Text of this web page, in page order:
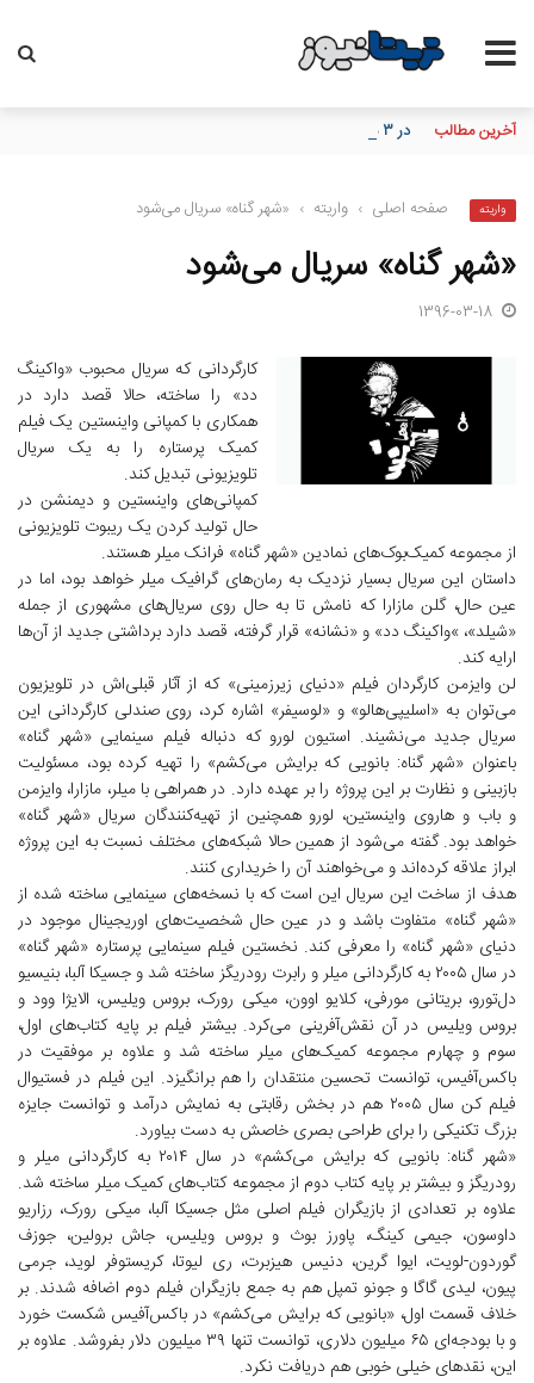
آخرین مطالب در ۳ ماهه نخست سال؛ بانک مهر ایران بیش از ۷۰ میلیارد تومان به برنامه‌های مسئولیت اجتماعی اختصاص داد
واریته صفحه اصلی › واریته › «شهر گناه» سریال می‌شود
«شهر گناه» سریال می‌شود
1396-03-18
کارگردانی که سریال محبوب «واکینگ
دد» را ساخته،‌ حالا قصد دارد در
همکاری با کمپانی واینستین یک فیلم
کمیک‌ پرستاره را به یک سریال
تلویزیونی تبدیل کند.
کمپانی‌های واینستین و دیمنشن در
حال تولید کردن یک ریبوت تلویزیونی
از مجموعه کمیک‌بوک‌های نمادین «شهر گناه» فرانک میلر هستند.
داستان این سریال بسیار نزدیک به رمان‌های گرافیک میلر خواهد بود، اما در
عین حال، گلن مازارا که نامش تا به حال روی سریال‌های مشهوری از جمله
«شیلد»،‌ »واکینگ دد» و «نشانه» قرار گرفته، قصد دارد برداشتی جدید از آن‌ها
ارایه ‌کند.
لن وایزمن کارگردان فیلم «دنیای زیرزمینی» که از آثار قبلی‌اش در تلویزیون
می‌توان به «اسلیپی‌هالو» و «لوسیفر» اشاره کرد، روی صندلی کارگردانی این
سریال جدید می‌نشیند. استیون لورو که دنباله فیلم سینمایی «شهر گناه»
باعنوان «شهر گناه: بانویی که برایش می‌کشم» را تهیه کرده بود، مسئولیت
بازبینی و نظارت بر این پروژه را بر عهده دارد. در همراهی با میلر، مازارا،‌ وایزمن
و باب و هاروی واینستین، لورو همچنین از تهیه‌کنندگان سریال «شهر گناه»
خواهد بود. گفته می‌شود از همین حالا شبکه‌های مختلف نسبت به این پروژه
ابراز علاقه کرده‌اند و می‌خواهند آن را خریداری کنند.
هدف از ساخت این سریال این است که با نسخه‌های سینمایی ساخته شده از
«شهر گناه» متفاوت باشد و در عین حال شخصیت‌های اوریجینال موجود در
دنیای «شهر گناه» را معرفی کند. نخستین فیلم سینمایی پرستاره «شهر گناه»
در سال ۲۰۰۵ به کارگردانی میلر و رابرت رودریگز ساخته شد و جسیکا آلبا،‌ بنیسیو
دل‌تورو، بریتانی مورفی، کلایو اوون، میکی رورک، بروس ویلیس، الایژا وود و
بروس ویلیس در آن نقش‌آفرینی می‌کرد. بیشتر فیلم بر پایه کتاب‌های اول،
سوم و چهارم مجموعه کمیک‌های میلر ساخته شد و علاوه بر موفقیت در
باکس‌آفیس،‌ توانست تحسین منتقدان را هم برانگیزد. این فیلم در فستیوال
فیلم کن سال ۲۰۰۵ هم در بخش رقابتی به نمایش درآمد و توانست جایزه
بزرگ تکنیکی را برای طراحی بصری‌ خاصش به دست بیاورد.
«شهر گناه: بانویی که برایش می‌کشم» در سال ۲۰۱۴ به کارگردانی میلر و
رودریگز و بیشتر بر پایه کتاب دوم از مجموعه کتاب‌های کمیک میلر ساخته شد.
علاوه بر تعدادی از بازیگران فیلم اصلی مثل جسیکا آلبا،‌ میکی رورک، رزاریو
داوسون، جیمی کینگ،‌ پاورز بوث و بروس ویلیس، جاش برولین، جوزف
گوردون-لویت، ایوا گرین، دنیس هیزبرت، ری لیوتا، کریستوفر لوید، جرمی
پیون،‌ لیدی گاگا و جونو تمپل هم به جمع بازیگران فیلم دوم اضافه شدند. بر
خلاف قسمت اول، «بانویی که برایش می‌کشم» در باکس‌آفیس شکست خورد
و با بودجه‌ای ۶۵ میلیون دلاری،‌ توانست تنها ۳۹ میلیون دلار بفروشد. علاوه بر
این، نقدهای خیلی خوبی هم دریافت نکرد.